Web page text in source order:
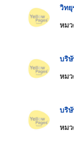
วิท
หม
บริ
หม
บริษั
หม